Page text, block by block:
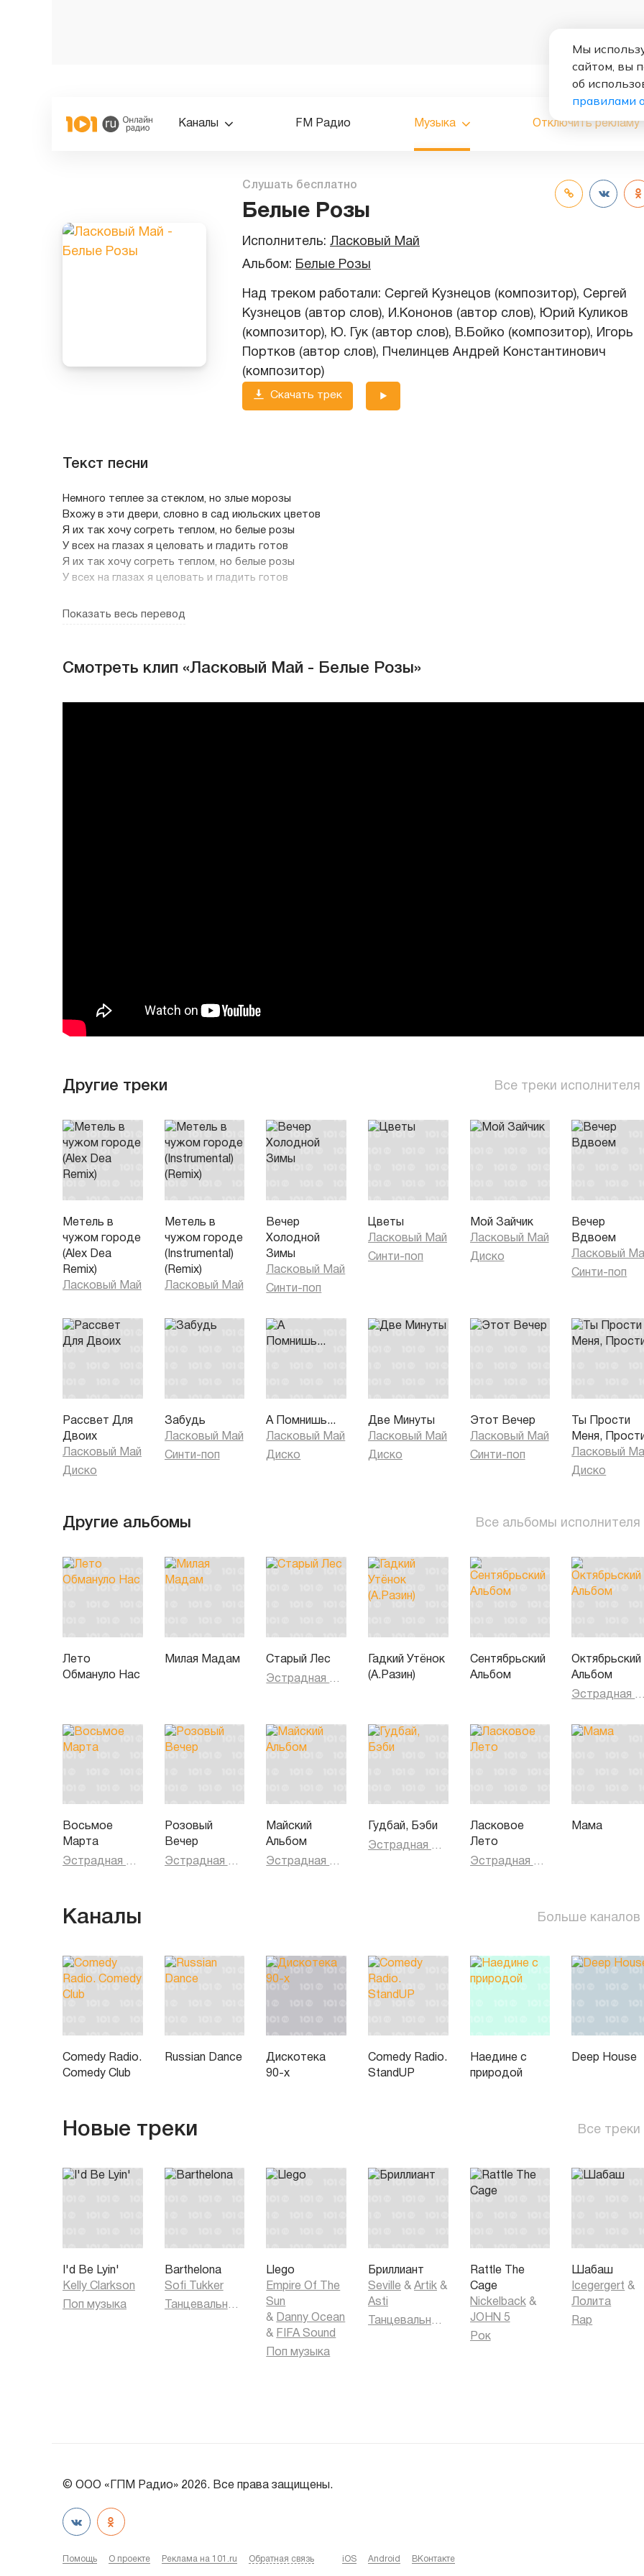
Каналы FM Радио Музыка Отключить рекламу
Слушать бесплатно
Белые Розы
Исполнитель: Ласковый Май
Альбом: Белые Розы
Над треком работали: Сергей Кузнецов (композитор), Сергей
Кузнецов (автор слов), И.Кононов (автор слов), Юрий Куликов
(композитор), Ю. Гук (автор слов), В.Бойко (композитор), Игорь
Портков (автор слов), Пчелинцев Андрей Константинович
(композитор)
Скачать трек
Текст песни
Hемного теплее за стеклом, но злые моpозы
Вхожу в эти двеpи, словно в сад июльских цветов
Я их так хочу согpеть теплом, но белые pозы
У всех на глазах я целовать и гладить готов
Я их так хочу согpеть теплом, но белые pозы
У всех на глазах я целовать и гладить готов
Белые pозы, белые pозы, беззащитны шипы
Пусть пpаздничный свет наполнит в миг все окна двоpов
Показать весь перевод
Смотреть клип «Ласковый Май - Белые Розы»
Другие треки Все треки исполнителя
Метель в
чужом городе
(Alex Dea
Remix)
Ласковый Май
Метель в
чужом городе
(Instrumental)
(Remix)
Ласковый Май
Вечер
Холодной
Зимы
Ласковый Май
Синти-поп
Цветы
Ласковый Май
Синти-поп
Мой Зайчик
Ласковый Май
Диско
Вечер
Вдвоем
Ласковый
Синти-поп
Рассвет Для
Двоих
Ласковый Май
Диско
Забудь
Ласковый Май
Синти-поп
А Помнишь...
Ласковый Май
Диско
Две Минуты
Ласковый Май
Диско
Этот Вечер
Ласковый Май
Синти-поп
Ты Прости
Меня,
Ласковый
Диско
Другие альбомы Все альбомы исполнителя
Лето
Обмануло Нас
Милая Мадам
Старый Лес
Гадкий Утёнок
(А.Разин)
Сентябрьский
Альбом
Октябрьский
Альбом
Восьмое
Марта
Розовый
Вечер
Майский
Альбом
Гудбай, Бэби
Ласковое
Лето
Мама
Каналы Больше каналов
Comedy Radio.
Comedy Club
Russian Dance
Дискотека
90-х
Comedy Radio.
StandUP
Наедине с
природой
Deep House
Новые треки Все треки
I'd Be Lyin'
Kelly Clarkson
Поп музыка
Barthelona
Sofi Tukker
Танцевальная музыка
Llego
Empire Of The
Sun
& Danny Ocean
& FIFA Sound
Поп музыка
Бриллиант
Seville & Artik &
Asti
Танцевальная музыка
Rattle The
Cage
Nickelback &
JOHN 5
Рок
Шабаш
Icegergert &
Лолита
Rap
© ООО «ГПМ Радио» 2026. Все права защищены.
Помощь О проекте Реклама на 101.ru Обратная связь iOS Android ВКонтакте
Мы
сайтом, вы
об
правилами